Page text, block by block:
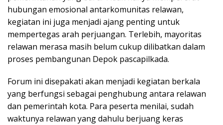
hubungan emosional antarkomunitas relawan,
kegiatan ini juga menjadi ajang penting untuk
mempertegas arah perjuangan. Terlebih, mayoritas
relawan merasa masih belum cukup dilibatkan dalam
proses pembangunan Depok pascapilkada.
Forum ini disepakati akan menjadi kegiatan berkala
yang berfungsi sebagai penghubung antara relawan
dan pemerintah kota. Para peserta menilai, sudah
waktunya relawan yang dahulu berjuang keras